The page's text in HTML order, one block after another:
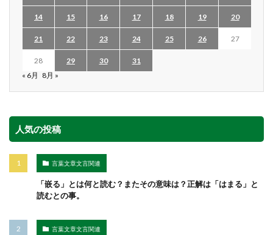
14 15 16 17 18 19 20
21 22 23 24 25 26 27
28 29 30
31
« 6月 8月 »
人気の投稿
言葉文章文言関連
「嵌る」とは何と読む？またその意味は？正解は「はまる」と
読むとの事。
言葉文章文言関連